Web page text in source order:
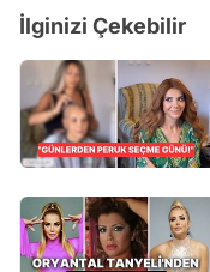
İlginizi Çekebilir